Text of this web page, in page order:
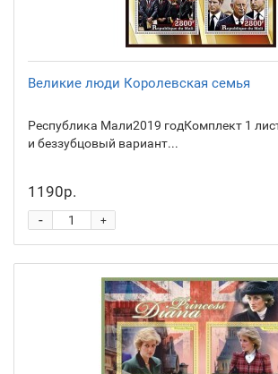
Великие люди Королевская семья
Республика Мали2019 годКомплект 1
и беззубцовый вариант...
1190р.
+
-